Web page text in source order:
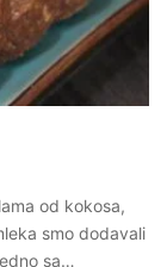
od kokosa,
smo dodavali
sa…